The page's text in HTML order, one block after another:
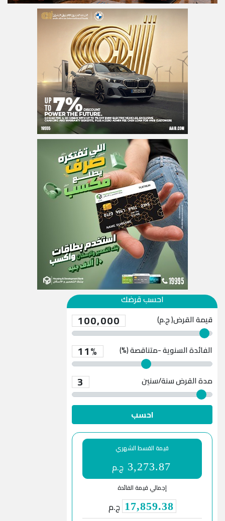
احسب قرضك
قيمة القرض( ج.م) 100,000
الفائدة السنوية -متناقصة (%) 11%
مدة القرض 3 سنة/سنين
احسب
قيمة القسط الشهري
3,273.87 ج.م
إجمالي قيمة الفائدة
17,859.38 ج.م